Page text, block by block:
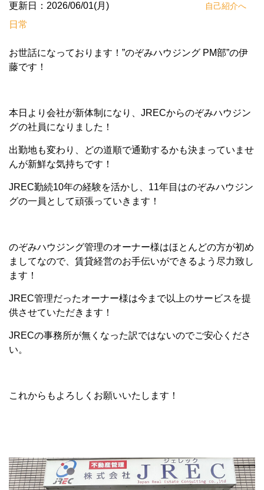
自己紹介へ
更新日：2026/06/01(月)
日常
お世話になっております！”のぞみハウジング PM部”の伊
藤です！
本日より会社が新体制になり、JRECからのぞみハウジン
グの社員になりました！
出勤地も変わり、どの道順で通勤するかも決まっていませ
んが新鮮な気持ちです！
JREC勤続10年の経験を活かし、11年目はのぞみハウジン
グの一員として頑張っていきます！
のぞみハウジング管理のオーナー様はほとんどの方が初め
ましてなので、賃貸経営のお手伝いができるよう尽力致し
ます！
JREC管理だったオーナー様は今まで以上のサービスを提
供させていただきます！
JRECの事務所が無くなった訳ではないのでご安心くださ
い。
これからもよろしくお願いいたします！